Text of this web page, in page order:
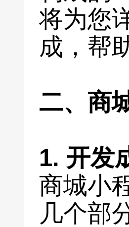
将为您
成，帮
二、商
1. 开发
商城小
几个部